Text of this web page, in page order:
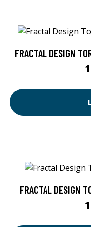
FRACTAL DESIGN
FRACTAL DESIGN